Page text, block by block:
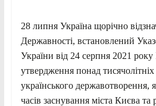
28 липня Україна щорічно
Державності, встановлений
України від 24 серпня 2021
утвердження понад тисячолітніх
українського державотворення,
часів заснування міста Києва та